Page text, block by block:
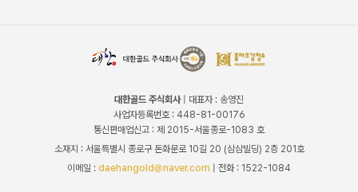
대한골드 주식회사| 대표자 : 송영진
사업자등록번호 : 448-81-00176
통신판매업신고 : 제 2015-서울종로-1083 호
소재지 : 서울특별시 종로구 돈화문로 10길 20 (삼삼빌딩) 2층 201호
이메일 : daehangold@naver.com | 전화 : 1522-1084